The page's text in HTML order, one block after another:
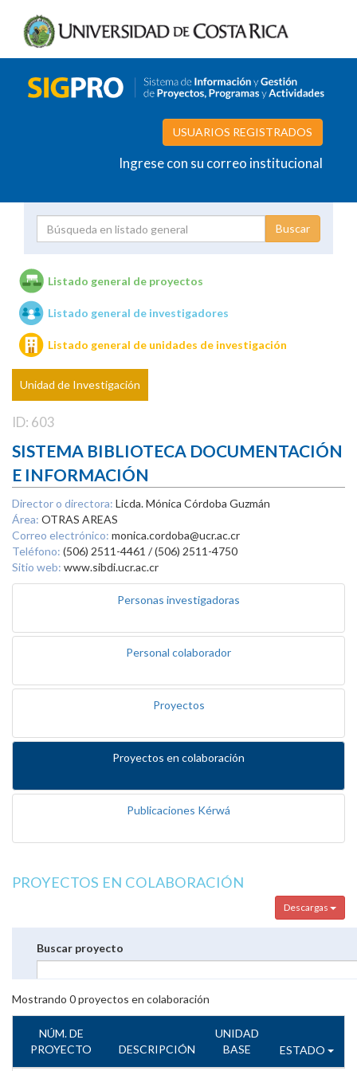
USUARIOS REGISTRADOS
Ingrese con su correo institucional
Unidades de investigación
Listado general de proyectos
Listado general de investigadores
Listado general de unidades de investigación
Unidad de Investigación
ID: 603
SISTEMA BIBLIOTECA DOCUMENTACIÓN
E INFORMACIÓN
Director o directora: Licda. Mónica Córdoba Guzmán
Área: OTRAS AREAS
Correo electrónico: monica.cordoba@ucr.ac.cr
Teléfono: (506) 2511-4461 / (506) 2511-4750
Sitio web: www.sibdi.ucr.ac.cr
Personas investigadoras
Personal colaborador
Proyectos
Proyectos en colaboración
Publicaciones Kérwá
PROYECTOS EN COLABORACIÓN
Descargas
Buscar proyecto
Mostrando 0proyectos en colaboración
NÚM. DE
PROYECTO
DESCRIPCIÓN
UNIDAD
BASE
ESTADO